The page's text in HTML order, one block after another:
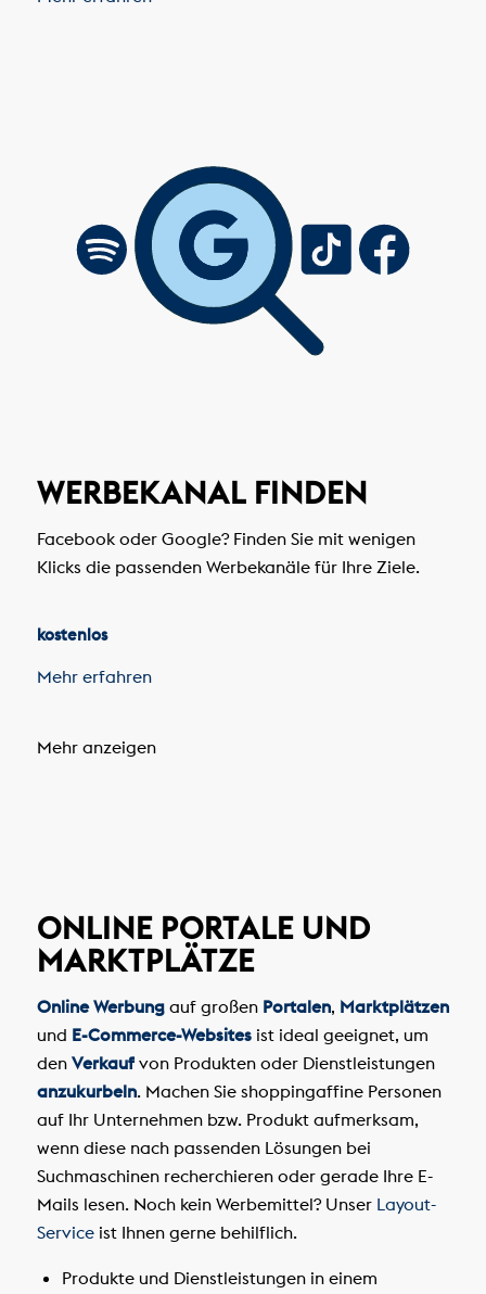
WERBEKANAL FINDEN
Facebook oder Google? Finden Sie mit wenigen
Klicks die passenden Werbekanäle für Ihre Ziele.
kostenlos
Mehr erfahren
Mehr anzeigen
ONLINE PORTALEUND
MARKTPLÄTZE
Online Werbungauf großen Portalen, Marktplätzen
und E-Commerce-Websitesist ideal geeignet, um
den Verkaufvon Produkten oder Dienstleistungen
anzukurbeln. Machen Sie shoppingaffine Personen
auf Ihr Unternehmen bzw. Produkt aufmerksam,
wenn diese nach passenden Lösungen bei
Suchmaschinen recherchieren oder gerade Ihre E-
Mails lesen. Noch kein Werbemittel? Unser Layout-
Serviceist Ihnen gerne behilflich.
Produkte und Dienstleistungen in einem